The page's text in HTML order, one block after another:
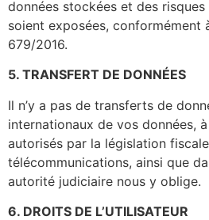
données stockées et des risques
soient exposées, conformément
679/2016.
5. TRANSFERT DE DONNÉES
Il n’y a pas de transferts de
internationaux de vos données,
autorisés par la législation
télécommunications, ainsi que
autorité judiciaire nous y oblige.
6. DROITS DE L’UTILISATEUR